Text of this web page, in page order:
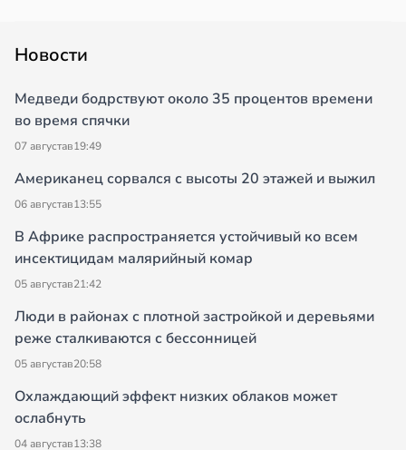
Новости
Медведи бодрствуют около 35 процентов времени
во время спячки
07 августав19:49
Американец сорвался с высоты 20 этажей и выжил
06 августав13:55
В Африке распространяется устойчивый ко всем
инсектицидам малярийный комар
05 августав21:42
Люди в районах с плотной застройкой и деревьями
реже сталкиваются с бессонницей
05 августав20:58
Охлаждающий эффект низких облаков может
ослабнуть
04 августав13:38